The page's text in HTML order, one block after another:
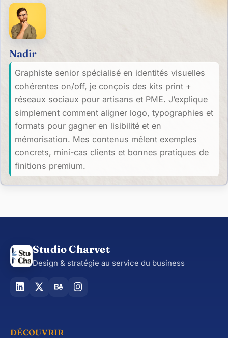
Nadir
Graphiste senior spécialisé en identités visuelles
cohérentes on/off, je conçois des kits print +
réseaux sociaux pour artisans et PME. J’explique
simplement comment aligner logo, typographies et
formats pour gagner en lisibilité et en
mémorisation. Mes contenus mêlent exemples
concrets, mini-cas clients et bonnes pratiques de
finitions premium.
Studio Charvet
Design & stratégie au service du business
DÉCOUVRIR